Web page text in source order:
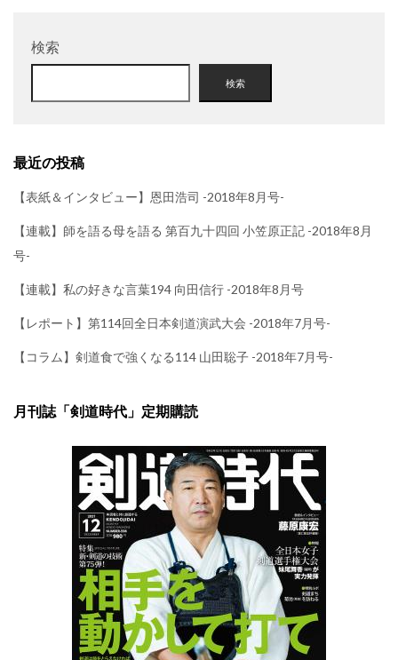
検索
検索
最近の投稿
【表紙＆インタビュー】恩田浩司 -2018年8月号-
【連載】師を語る母を語る 第百九十四回 小笠原正記 -2018年8月
号-
【連載】私の好きな言葉194 向田信行 -2018年8月号
【レポート】第114回全日本剣道演武大会 -2018年7月号-
【コラム】剣道食で強くなる114 山田聡子 -2018年7月号-
月刊誌「剣道時代」定期購読